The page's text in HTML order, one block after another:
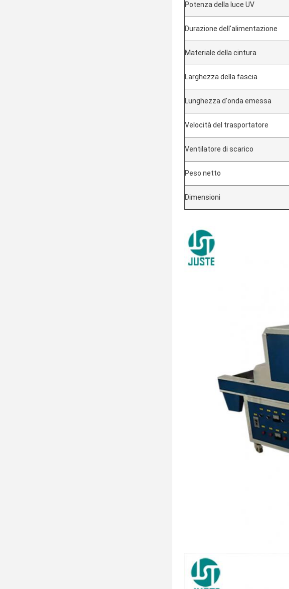
Potenza della luce UV
Durazione dell'alimentazione
Materiale della cintura
Larghezza della fascia
Lunghezza d'onda emessa
Velocità del trasportatore
Ventilatore di scarico
Peso netto
Dimensioni